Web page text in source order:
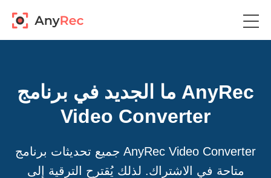
ما الجديد في برنامج AnyRec
Video Converter
جميع تحديثات برنامج AnyRec Video Converter
متاحة في الاشتراك. لذلك يُقترح الترقية إلى